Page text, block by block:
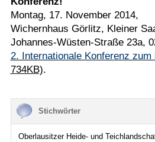
Montag, 17. November 2014,
Wichernhaus Görlitz, Kleiner
Johannes-Wüsten-Straße 23a,
2. Internationale Konferenz
734KB).
Stichwörter
Oberlausitzer Heide- und